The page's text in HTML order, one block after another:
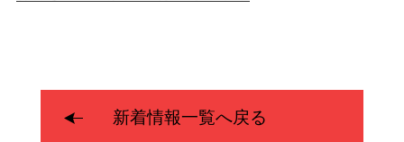
新着情報一覧へ戻る